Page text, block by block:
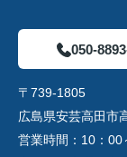
050-
〒739-1805
広島県安芸高田市
営業時間： 10：00